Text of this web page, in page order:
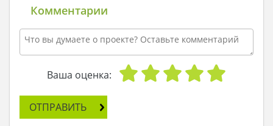
функциональности и комфортности домов.
Центром первого этажа, безусловно, станет
просторная гостиная с камином. К ней
примыкают светлая столовая с двумя окнами и
открытая кухня с вместительной кладовой.
Вместе все это объединяется в уютную дневную
кабинет, ванная комната и прачечная.
Важно отметить, что все помещения в доме
Комментарии
Ваша оценка:
ОТПРАВИТЬ